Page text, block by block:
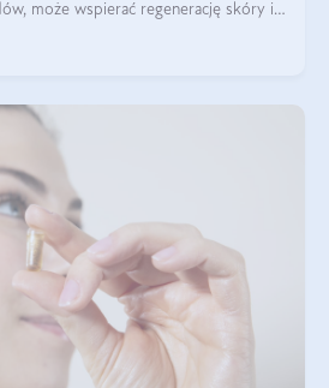
może wspierać regenerację skóry i